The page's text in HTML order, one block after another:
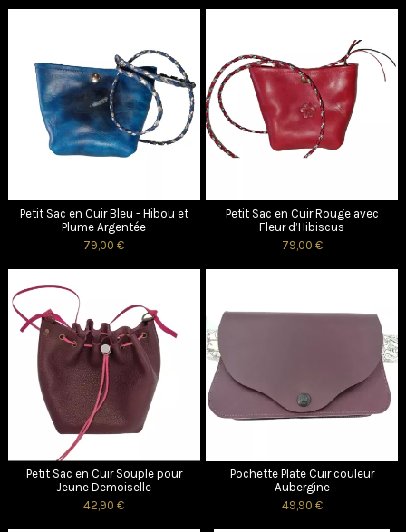
Petit Sac en Cuir Bleu - Hibou et
Plume Argentée
79,00 €
Petit Sac en Cuir Rouge avec
Fleur d’Hibiscus
79,00 €
Petit Sac en Cuir Souple pour
Jeune Demoiselle
42,90 €
Pochette Plate Cuir couleur
Aubergine
49,90 €